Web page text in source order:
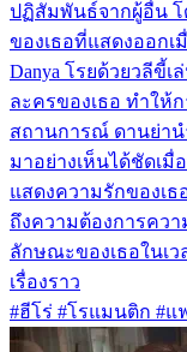
ปฏิสัมพันธ์จากผู้อื่น โ
ของเธอที่แสดงออกเ
Danya โรยด้วยวลีขี้เ
ละครของเธอ ทำให้
สถานการณ์ ดานย่าน
มาอย่างเห็นได้ชัดเ
แสดงความรักของเ
ถึงความต้องการคว
ลักษณะของเธอในเว
เรื่องราว
#ฮีโร่ #โรแมนติก #แ